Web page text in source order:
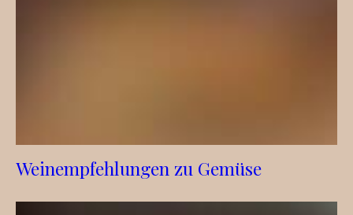
Weinempfehlungen zu Gemüse